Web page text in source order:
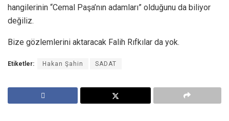
hangilerinin “Cemal Paşa’nın adamları” olduğunu da biliyor
değiliz.
Bize gözlemlerini aktaracak Falih Rıfkılar da yok.
Etiketler: Hakan Şahin SADAT